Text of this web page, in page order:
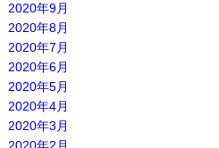
2020年9月
2020年8月
2020年7月
2020年6月
2020年5月
2020年4月
2020年3月